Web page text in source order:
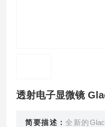
透射
简要描述：全新的